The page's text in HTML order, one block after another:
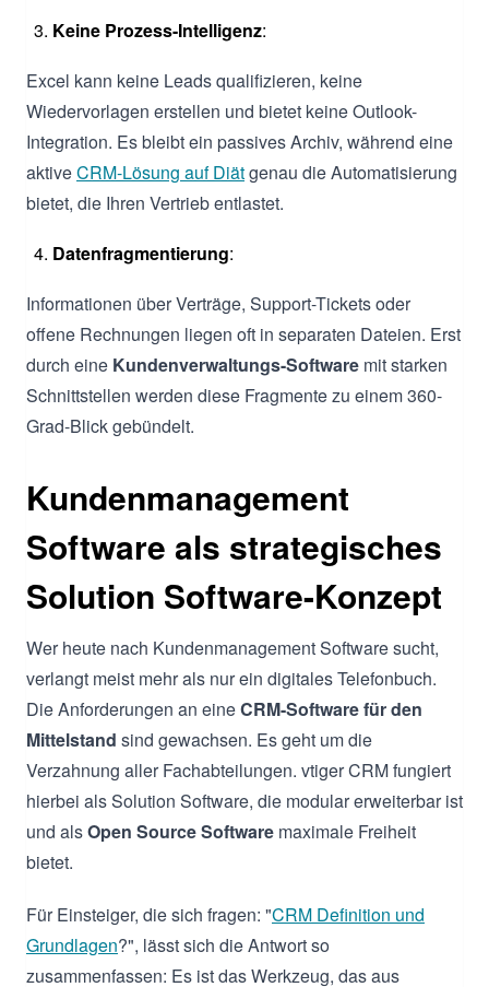
Keine Prozess-Intelligenz:
Excel kann keine Leads qualifizieren, keine
Wiedervorlagen erstellen und bietet keine Outlook-
Integration. Es bleibt ein passives Archiv, während eine
aktiveCRM-Lösung auf Diätgenau die Automatisierung
bietet, die Ihren Vertrieb entlastet.
Datenfragmentierung:
Informationen über Verträge, Support-Tickets oder
offene Rechnungen liegen oft in separaten Dateien. Erst
durch eine Kundenverwaltungs-Software mit starken
Schnittstellen werden diese Fragmente zu einem 360-
Grad-Blick gebündelt.
Kundenmanagement
Software als strategisches
Solution Software-Konzept
Wer heute nach Kundenmanagement Software sucht,
verlangt meist mehr als nur ein digitales Telefonbuch.
Die Anforderungen an eineCRM-Software für den
Mittelstand sind gewachsen. Es geht um die
Verzahnung aller Fachabteilungen. vtiger CRM fungiert
hierbei als Solution Software, die modular erweiterbar ist
und alsOpen Source Software maximale Freiheit
bietet.
Für Einsteiger, die sich fragen: "CRM Definition und
Grundlagen?", lässt sich die Antwort so
zusammenfassen: Es ist das Werkzeug, das aus